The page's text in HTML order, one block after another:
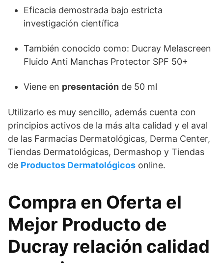
Eficacia demostrada bajo estricta
investigación científica
También conocido como: Ducray Melascreen
Fluido Anti Manchas Protector SPF 50+
Viene en presentación de 50 ml
Utilizarlo es muy sencillo, además cuenta con
principios activos de la más alta calidad y el aval
de las Farmacias Dermatológicas, Derma Center,
Tiendas Dermatológicas, Dermashop y Tiendas
de Productos Dermatológicos online.
Compra en Oferta el
Mejor Producto de
Ducray relación calidad